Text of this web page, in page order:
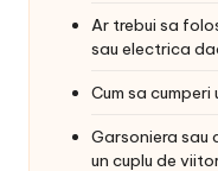
Ar trebui sa
sau electrica
Cum sa
Garsoniera sau
un cuplu de